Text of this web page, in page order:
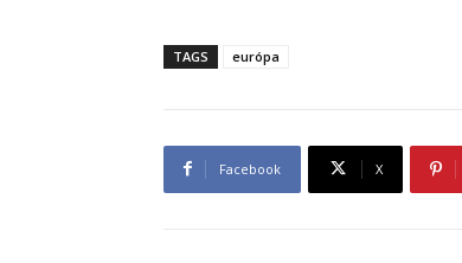
TAGS európa
Facebook X